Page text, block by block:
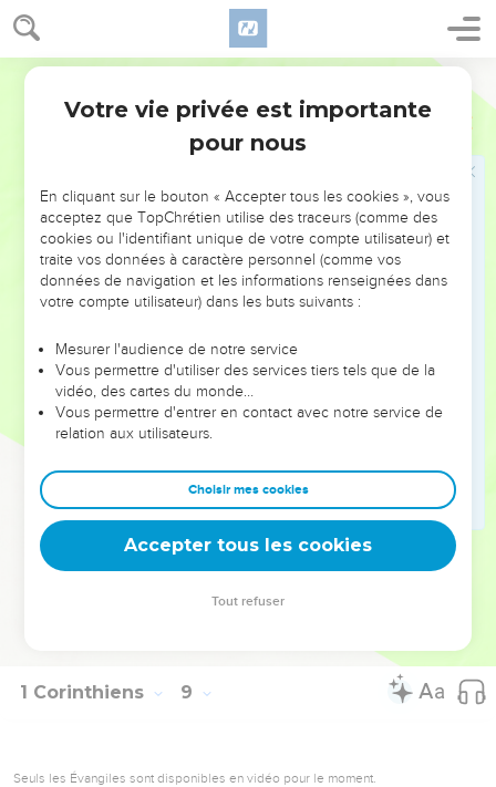
1 Corinthiens 8
qui viennent toutes choses et pour qui nous sommes, et un
seul Seigneur, Jésus Christ, par qui sont toutes choses et par
qui nous sommes.
Mais cette connaissance n'est pas chez tous. Quelques-
uns, d'après la manière dont ils envisagent encore l'idole,
mangent de ces viandes comme étant sacrifiées aux idoles,
Ce n'est pas un aliment qui nous rapproche de Dieu : si
nous en mangeons, nous n'avons rien de plus ; si nous n'en
mangeons pas, nous n'avons rien de moins.
Prenez garde, toutefois, que votre liberté ne devienne une
Car, si quelqu'un te voit, toi qui as de la connaissance,
assis à table dans un temple d'idoles, sa conscience, à lui qui
est faible, ne le portera-t-elle pas à manger des viandes
sacrifiées aux idoles ?
Et ainsi le faible périra par ta connaissance, le frère pour
lequel Christ est mort !
En péchant de la sorte contre les frères, et en blessant leur
conscience faible, vous péchez contre Christ.
C'est pourquoi, si un aliment scandalise mon frère, je ne
1 Corinthiens 9
Seuls les Évangiles sont disponibles en vidéo pour le moment.
Votre vie privée est importante
pour nous
En cliquant sur le bouton « Accepter tous les cookies », vous
acceptez que TopChrétien utilise des traceurs (comme des
cookies ou l'identifiant unique de votre compte utilisateur) et
traite vos données à caractère personnel (comme vos
données de navigation et les informations renseignées dans
votre compte utilisateur) dans les buts suivants :
Mesurer l'audience de notre service
Vous permettre d'utiliser des services tiers tels que de la
vidéo, des cartes du monde…
Vous permettre d'entrer en contact avec notre service de
relation aux utilisateurs.
Choisir mes cookies
Accepter tous les cookies
Tout refuser